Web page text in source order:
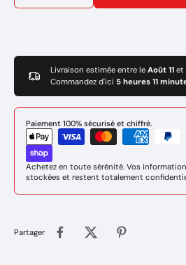
Livraison estimée entre le Août 11 et
Commandez d'ici 5 heures 11
Paiement 100% sécurisé et chiffré.
Achetez en toute sérénité. Vos
stockées et restent totalement
Partager